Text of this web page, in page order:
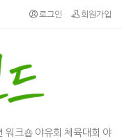
로그인 회원가입
워크숍 야유회 체육대회 야